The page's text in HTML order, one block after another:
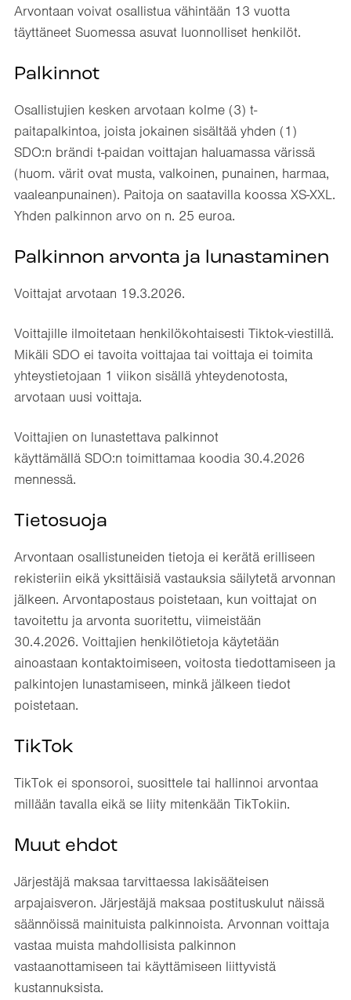
Arvontaan voivat osallistua vähintään 13 vuotta
täyttäneet Suomessa asuvat luonnolliset henkilöt.
Palkinnot
Osallistujien kesken arvotaan kolme (3) t-
paitapalkintoa, joista jokainen sisältää yhden (1)
SDO:n brändi t-paidan voittajan haluamassa värissä
(huom. värit ovat musta, valkoinen, punainen, harmaa,
vaaleanpunainen). Paitoja on saatavilla koossa XS-XXL.
Yhden palkinnon arvo on n. 25 euroa.
Palkinnon arvonta ja lunastaminen
Voittajat arvotaan 19.3.2026.
Voittajille ilmoitetaan henkilökohtaisesti Tiktok-viestillä.
Mikäli SDO ei tavoita voittajaa tai voittaja ei toimita
yhteystietojaan 1 viikon sisällä yhteydenotosta,
arvotaan uusi voittaja.
Voittajien on lunastettava palkinnot
käyttämällä SDO:n toimittamaa koodia 30.4.2026
mennessä.
Tietosuoja
Arvontaan osallistuneiden tietoja ei kerätä erilliseen
rekisteriin eikä yksittäisiä vastauksia säilytetä arvonnan
jälkeen. Arvontapostaus poistetaan, kun voittajat on
tavoitettu ja arvonta suoritettu, viimeistään
30.4.2026. Voittajien henkilötietoja käytetään
ainoastaan kontaktoimiseen, voitosta tiedottamiseen ja
palkintojen lunastamiseen, minkä jälkeen tiedot
poistetaan.
TikTok
TikTok ei sponsoroi, suosittele tai hallinnoi arvontaa
millään tavalla eikä se liity mitenkään TikTokiin.
Muut ehdot
Järjestäjä maksaa tarvittaessa lakisääteisen
arpajaisveron. Järjestäjä maksaa postituskulut näissä
säännöissä mainituista palkinnoista. Arvonnan voittaja
vastaa muista mahdollisista palkinnon
vastaanottamiseen tai käyttämiseen liittyvistä
kustannuksista.